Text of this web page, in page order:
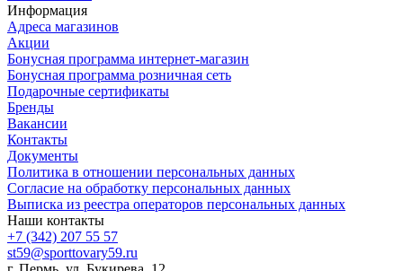
Информация
Адреса магазинов
Акции
Бонусная программа интернет-магазин
Бонусная программа розничная сеть
Подарочные сертификаты
Бренды
Вакансии
Контакты
Документы
Политика в отношении персональных данных
Согласие на обработку персональных данных
Выписка из реестра операторов персональных данных
Наши контакты
+7 (342) 207 55 57
st59@sporttovary59.ru